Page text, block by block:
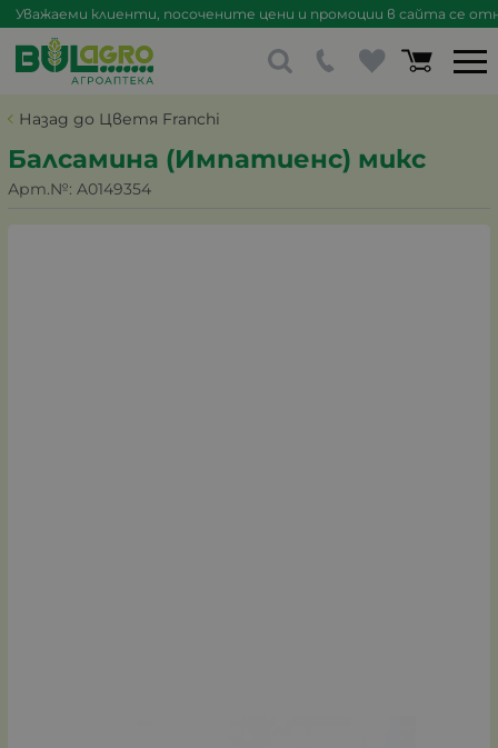
Уважаеми клиенти, посочените цени и промоции в сайта се
Назад до Цветя Franchi
Балсамина (Импатиенс) микс
Арт.№: A0149354